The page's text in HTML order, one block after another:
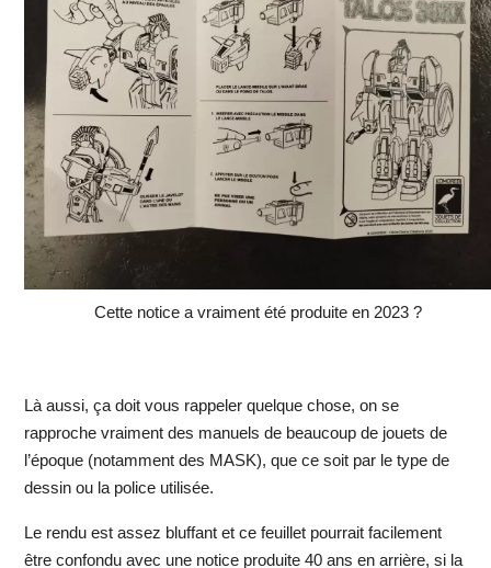
Cette notice a vraiment été produite en 2023 ?
Là aussi, ça doit vous rappeler quelque chose, on se
rapproche vraiment des manuels de beaucoup de jouets de
l’époque (notamment des MASK), que ce soit par le type de
dessin ou la police utilisée.
Le rendu est assez bluffant et ce feuillet pourrait facilement
être confondu avec une notice produite 40 ans en arrière, si la